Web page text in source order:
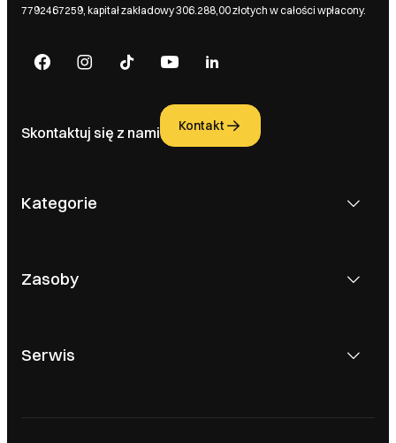
7792467259, kapitał zakładowy 306.288,00 złotych w całości wpłacony.
Skontaktuj się z nami Kontakt
Kategorie
Zasoby
Serwis